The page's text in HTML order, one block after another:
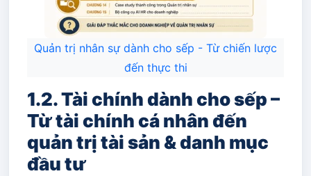
Quản trị nhân sự dành cho sếp - Từ chiến lược
đến thực thi
1.2. Tài chính dành cho sếp –
Từ tài chính cá nhân đến
quản trị tài sản & danh mục
đầu tư